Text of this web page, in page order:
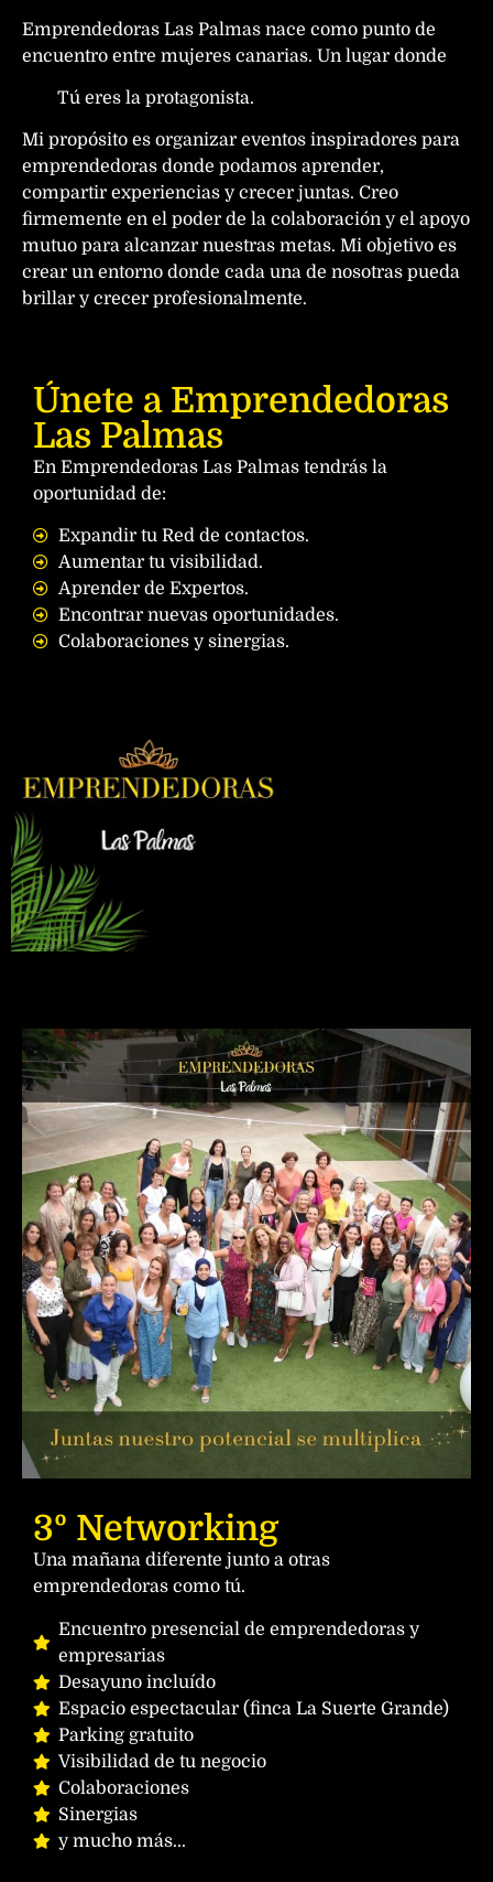
Emprendedoras Las Palmas nace como punto de
encuentro entre mujeres canarias. Un lugar donde
Tú eres la protagonista.
Mi propósito es organizar eventos inspiradores para
emprendedoras donde podamos aprender,
compartir experiencias y crecer juntas. Creo
firmemente en el poder de la colaboración y el apoyo
mutuo para alcanzar nuestras metas. Mi objetivo es
crear un entorno donde cada una de nosotras pueda
brillar y crecer profesionalmente.
Únete a Emprendedoras
Las Palmas
En Emprendedoras Las Palmas tendrás la
oportunidad de:
Expandir tu Red de contactos.
Aumentar tu visibilidad.
Aprender de Expertos.
Encontrar nuevas oportunidades.
Colaboraciones y sinergias.
3º Networking
Una mañana diferente junto a otras
emprendedoras como tú.
Encuentro presencial de emprendedoras y
empresarias
Desayuno incluído
Espacio espectacular (finca La Suerte Grande)
Parking gratuito
Visibilidad de tu negocio
Colaboraciones
Sinergias
y mucho más...